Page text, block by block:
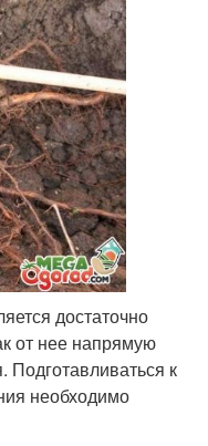
достаточно
от нее напрямую
Подготавливаться к
необходимо